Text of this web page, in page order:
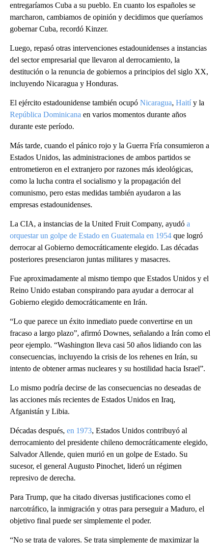
entregaríamos Cuba a su pueblo. En cuanto los españoles se
marcharon, cambiamos de opinión y decidimos que queríamos
gobernar Cuba, recordó Kinzer.
Luego, repasó otras intervenciones estadounidenses a instancias
del sector empresarial que llevaron al derrocamiento, la
destitución o la renuncia de gobiernos a principios del siglo XX,
incluyendo Nicaragua y Honduras.
El ejército estadounidense también ocupó Nicaragua, Haitíy la
República Dominicana en varios momentos durante años
durante este período.
Más tarde, cuando el pánico rojo y la Guerra Fría consumieron a
Estados Unidos, las administraciones de ambos partidos se
entrometieron en el extranjero por razones más ideológicas,
como la lucha contra el socialismo y la propagación del
comunismo, pero estas medidas también ayudaron a las
empresas estadounidenses.
La CIA, a instancias de la United Fruit Company, ayudó a
orquestar un golpe de Estado en Guatemala en 1954 que logró
derrocar al Gobierno democráticamente elegido. Las décadas
posteriores presenciaron juntas militares y masacres.
Fue aproximadamente al mismo tiempo que Estados Unidos y el
Reino Unido estaban conspirando para ayudar a derrocar al
Gobierno elegido democráticamente en Irán.
“Lo que parece un éxito inmediato puede convertirse en un
fracaso a largo plazo”, afirmó Downes, señalando a Irán como el
peor ejemplo. “Washington lleva casi 50 años lidiando con las
consecuencias, incluyendo la crisis de los rehenes en Irán, su
intento de obtener armas nucleares y su hostilidad hacia Israel”.
Lo mismo podría decirse de las consecuencias no deseadas de
las acciones más recientes de Estados Unidos en Iraq,
Afganistán y Libia.
Décadas después, en 1973, Estados Unidos contribuyó al
derrocamiento del presidente chileno democráticamente elegido,
Salvador Allende, quien murió en un golpe de Estado. Su
sucesor, el general Augusto Pinochet, lideró un régimen
represivo de derecha.
Para Trump, que ha citado diversas justificaciones como el
narcotráfico, la inmigración y otras para perseguir a Maduro, el
objetivo final puede ser simplemente el poder.
“No se trata de valores. Se trata simplemente de maximizar la